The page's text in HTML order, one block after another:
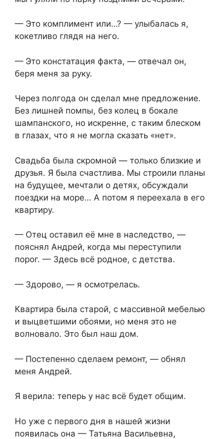
— Это комплимент или…? — улыбалась я,
кокетливо глядя на него.
— Это констатация факта, — отвечал он,
беря меня за руку.
Через полгода он сделал мне предложение.
Без лишней помпы, без колец в бокале
шампанского, но искренне, с таким блеском
в глазах, что я не могла сказать «нет».
Свадьба была скромной — только близкие и
друзья. Я была счастлива. Мы строили планы
на будущее, мечтали о детях, обсуждали
поездки на море… А потом я переехала в его
квартиру.
— Отец оставил её мне в наследство, —
пояснял Андрей, когда мы переступили
порог. — Здесь всё родное, с детства.
— Здорово, — я осмотрелась.
Квартира была старой, с массивной мебелью
и выцветшими обоями, но меня это не
волновало. Это был наш дом.
— Постепенно сделаем ремонт, — обнял
меня Андрей.
Я верила: теперь у нас всё будет общим.
Но уже с первого дня в нашей жизни
появилась она — Татьяна Васильевна,